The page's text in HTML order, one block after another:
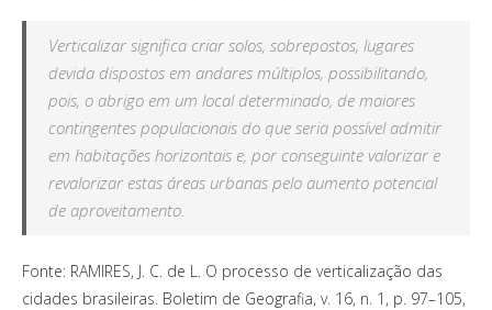
Verticalizar significa criar solos, sobrepostos, lugares
devida dispostos em andares múltiplos, possibilitando,
pois, o abrigo em um local determinado, de maiores
contingentes populacionais do que seria possível admitir
em habitações horizontais e, por conseguinte valorizar e
revalorizar estas áreas urbanas pelo aumento potencial
de aproveitamento.
Fonte: RAMIRES, J. C. de L. O processo de verticalização das
cidades brasileiras. Boletim de Geografia, v. 16, n. 1, p. 97–105,